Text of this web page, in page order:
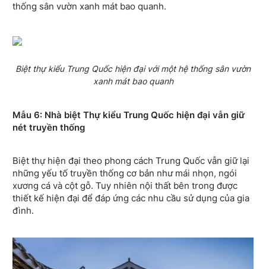
thống sân vườn xanh mát bao quanh.
Biệt thự kiểu Trung Quốc hiện đại với một hệ thống sân vườn
xanh mát bao quanh
Mẫu 6: Nhà biệt Thự kiểu Trung Quốc hiện đại vẫn giữ
nét truyền thống
Biệt thự hiện đại theo phong cách Trung Quốc vẫn giữ lại
những yếu tố truyền thống cơ bản như mái nhọn, ngói
xương cá và cột gỗ. Tuy nhiên nội thất bên trong được
thiết kế hiện đại để đáp ứng các nhu cầu sử dụng của gia
đình.